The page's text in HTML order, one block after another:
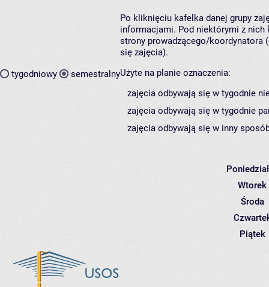
tygodniowy semestralny
Po kliknięciu kafelka danej grupy
informacjami. Pod niektórymi z nich
strony prowadzącego/koordynatora
się zajęcia).
Użyte na planie oznaczenia:
zajęcia odbywają się w tygodnie
zajęcia odbywają się w tygodnie
zajęcia odbywają się w inny
Wtorek
Środa
Piątek